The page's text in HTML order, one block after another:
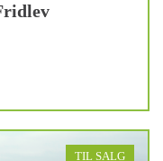
TIL SALG